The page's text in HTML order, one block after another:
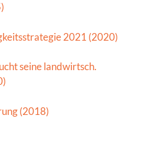
2021 (2020)
seine landwirtsch.
(2018)